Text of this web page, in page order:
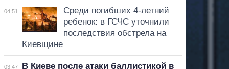
04:51
Среди погибших 4-летний
ребенок: в ГСЧС уточнили
последствия обстрела на
Киевщине
03:47
В Киеве после атаки баллистикой в